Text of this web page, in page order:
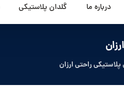
درباره ما گلدان پلاستیکی
پلاستیکی راحتی ارزان